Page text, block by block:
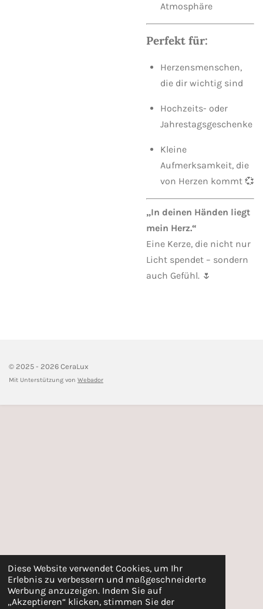
Diese Website verwendet Cookies, um Ihr
Erlebnis zu verbessern und maßgeschneiderte
Werbung anzuzeigen. Indem Sie auf
„Akzeptieren“ klicken, stimmen Sie der
Atmosphäre
Perfekt für:
Herzensmenschen,
die dir wichtig sind
Hochzeits- oder
Jahrestagsgeschenke
Kleine
Aufmerksamkeit, die
von Herzen kommt 💞
„In deinen Händen liegt
mein Herz.“
Eine Kerze, die nicht nur
Licht spendet – sondern
auch Gefühl. 🌷
© 2025 - 2026 CeraLux
Mit Unterstützung von Webador